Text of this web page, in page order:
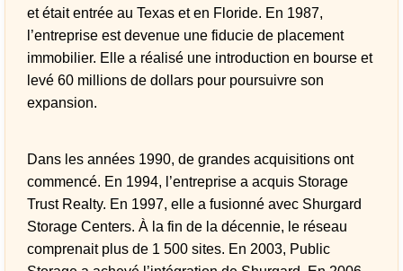
et était entrée au Texas et en Floride. En 1987,
l’entreprise est devenue une fiducie de placement
immobilier. Elle a réalisé une introduction en bourse et
levé 60 millions de dollars pour poursuivre son
expansion.
Dans les années 1990, de grandes acquisitions ont
commencé. En 1994, l’entreprise a acquis Storage
Trust Realty. En 1997, elle a fusionné avec Shurgard
Storage Centers. À la fin de la décennie, le réseau
comprenait plus de 1 500 sites. En 2003, Public